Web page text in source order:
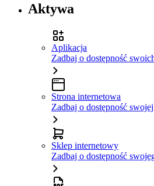
Aktywa
Aplikacja
Zadbaj o dostępność
Strona internetowa
Zadbaj o dostępność
Sklep internetowy
Zadbaj o dostępność